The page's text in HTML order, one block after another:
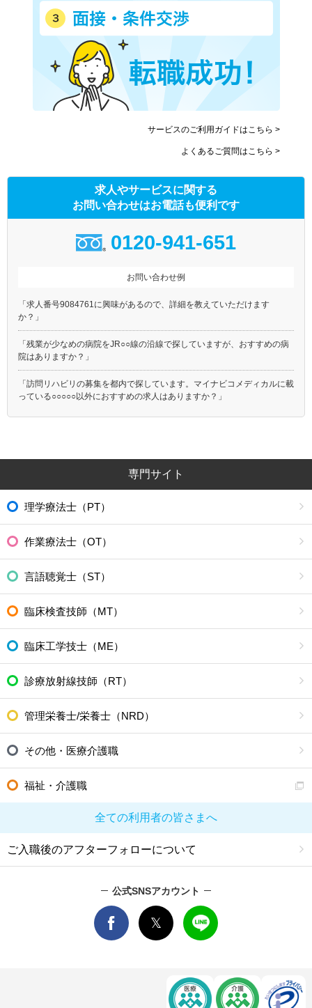
サービスのご利用ガイドはこちら >
よくあるご質問はこちら >
求人やサービスに関する
お問い合わせはお電話も便利です
0120-941-651
お問い合わせ例
「求人番号9084761に興味があるので、詳細を教えていただけます
か？」
「残業が少なめの病院をJR○○線の沿線で探していますが、おすすめの病
院はありますか？」
「訪問リハビリの募集を都内で探しています。マイナビコメディカルに載
っている○○○○○以外におすすめの求人はありますか？」
専門サイト
理学療法士（PT）
作業療法士（OT）
言語聴覚士（ST）
臨床検査技師（MT）
臨床工学技士（ME）
診療放射線技師（RT）
管理栄養士/栄養士（NRD）
その他・医療介護職
福祉・介護職
全ての利用者の皆さまへ
ご入職後のアフターフォローについて
公式SNSアカウント